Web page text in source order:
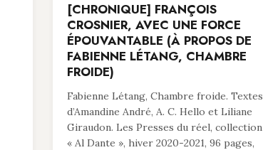
[CHRONIQUE] FRANÇOIS
CROSNIER, AVEC UNE FORCE
ÉPOUVANTABLE (À PROPOS DE
FABIENNE LÉTANG, CHAMBRE
FROIDE)
Fabienne Létang, Chambre froide. Textes
d’Amandine André, A. C. Hello et Liliane
Giraudon. Les Presses du réel, collection
« Al Dante », hiver 2020-2021, 96 pages,